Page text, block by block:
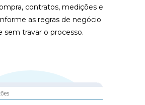
contratos, medições e
as regras de negócio
sem travar o processo.